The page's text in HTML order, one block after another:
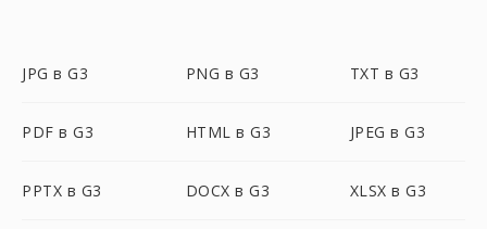
JPG в G3 PNG в G3 TXT в G3
PDF в G3 HTML в G3 JPEG в G3
PPTX в G3 DOCX в G3 XLSX в G3